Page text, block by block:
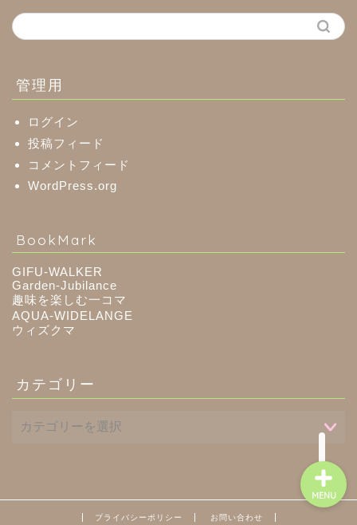
管理用
ログイン
投稿フィード
コメントフィード
WordPress.org
BookMark
GIFU-WALKER
Garden-Jubilance
趣味を楽しむ一コマ
AQUA-WIDELANGE
ウィズクマ
カテゴリー
プライバシーポリシー お問い合わせ
MENU
川辺町